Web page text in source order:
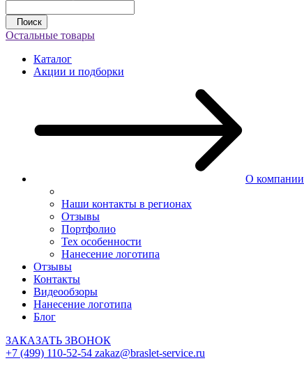
Поиск
Остальные товары
Каталог
Акции и подборки
О компании
Наши контакты в регионах
Отзывы
Портфолио
Тех особенности
Нанесение логотипа
Отзывы
Контакты
Видеообзоры
Нанесение логотипа
Блог
ЗАКАЗАТЬ ЗВОНОК
+7 (499) 110-52-54 zakaz@braslet-service.ru